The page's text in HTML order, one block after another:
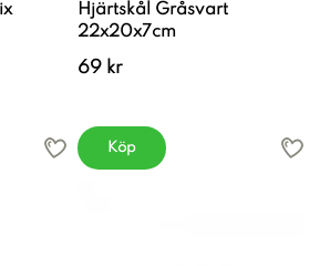
Hjärtskål Gråsvart
22x20x7cm
69 kr
Köp